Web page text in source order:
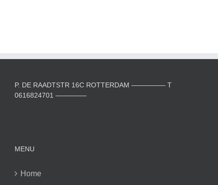
P. DE RAADTSTR 16C ROTTERDAM ————— T
0616824701 ————–
MENU
Home